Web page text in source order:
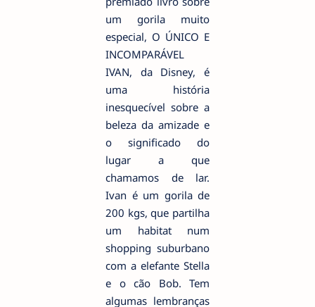
um gorila muito
especial, O ÚNICO E
INCOMPARÁVEL
IVAN, da Disney, é
uma história
inesquecível sobre a
beleza da amizade e
o significado do
lugar a que
chamamos de lar.
Ivan é um gorila de
200 kgs, que partilha
um habitat num
shopping suburbano
com a elefante Stella
e o cão Bob. Tem
algumas lembranças